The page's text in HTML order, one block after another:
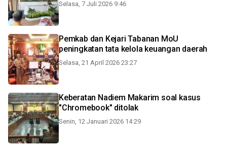
Selasa, 7 Juli 2026 9:46
Pemkab dan Kejari Tabanan MoU
peningkatan tata kelola keuangan daerah
Selasa, 21 April 2026 23:27
Keberatan Nadiem Makarim soal kasus
"Chromebook" ditolak
Senin, 12 Januari 2026 14:29